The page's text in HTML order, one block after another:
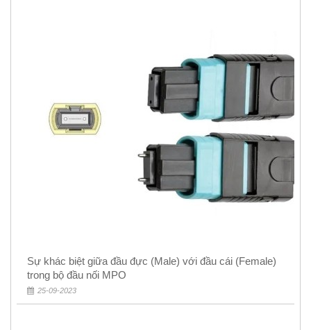
Sự khác biệt giữa đầu đực (Male) với đầu cái (Female)
trong bộ đầu nối MPO
25-09-2023